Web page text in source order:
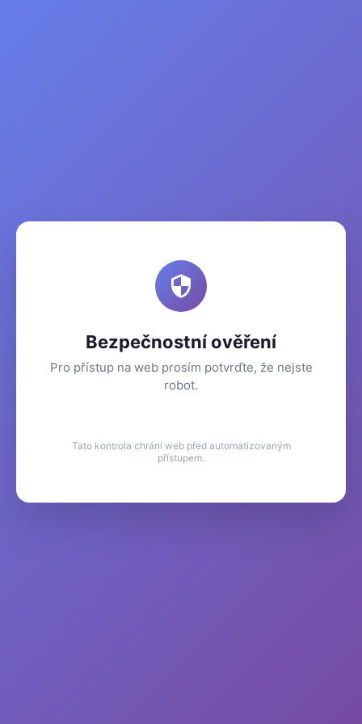
Bezpečnostní ověření
Pro přístup na web prosím potvrďte, že nejste
robot.
Tato kontrola chrání web před automatizovaným
přístupem.